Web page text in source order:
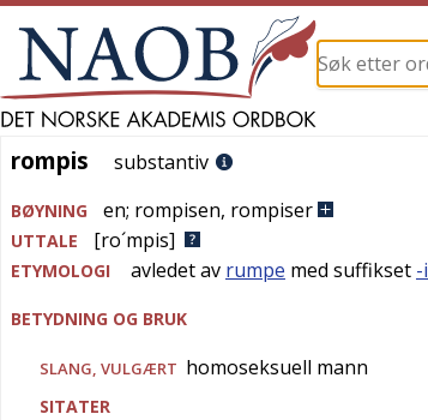
rompis
rompis substantiv
BØYNING en; rompisen, rompiser
UTTALE [ro´mpis]
ETYMOLOGI avledet av rumpe med suffikset -
BETYDNING OG BRUK
SLANG VULGÆRT homoseksuell mann
SITATER